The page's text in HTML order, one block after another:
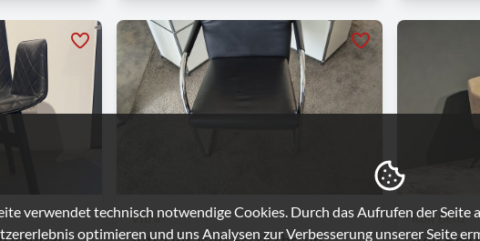
Vitra Rolf Benz
verwendet technisch notwendige Cookies. Durch das Aufrufen der
optimieren und uns Analysen zur Verbesserung unserer Seite